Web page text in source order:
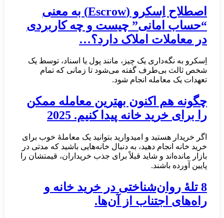
اصطلاح اِسکرو (Escrow) به معنی
“حساب امانی” چیست و چه کاربردی
در معاملات املاک دارد؟…
اِسکرو به نگه‌داری یک چیز، مانند پول یا اسناد، توسط یک
شخص ثالث بی‌طرف گفته می‌شود تا زمانی که تمام
تعهدات یک معامله انجام شود.
چگونه هم اکنون بهترین معامله ممکن
را برای خرید خانه پیدا کنیم. 2025
اگر خریدار هستید و امیدوارید بتوانید یک معاملهٔ خوب برای
خرید خانه انجام دهید، به دنبال خانه‌هایی باشید که مدتی در
بازار مانده‌اند و شاید قبلاً برای جذب خریداران، قیمتشان را
پایین آورده باشند.
8 تلهٔ روان‌شناختی در خرید خانه و
راه‌های اجتناب از آن‌ها.